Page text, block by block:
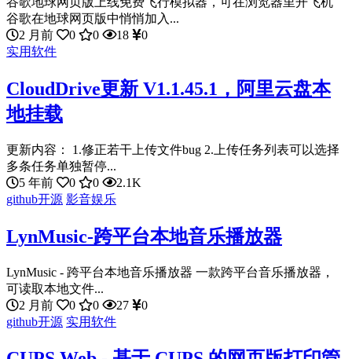
谷歌在地球网页版中悄悄加入...
2 月前
0 0 18
0
实用软件
CloudDrive更新 V1.1.45.1，阿里云盘本
地挂载
更新内容： 1.修正若干上传文件bug 2.上传任务列表可以选择
多条任务单独暂停...
5 年前
0 0
2.1K
github开源 影音娱乐
LynMusic-跨平台本地音乐播放器
LynMusic - 跨平台本地音乐播放器 一款跨平台音乐播放器，
可读取本地文件...
2 月前
0 0 27
0
github开源 实用软件